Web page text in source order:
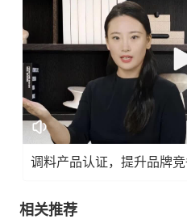
调料产品认证，提升品牌
相关推荐